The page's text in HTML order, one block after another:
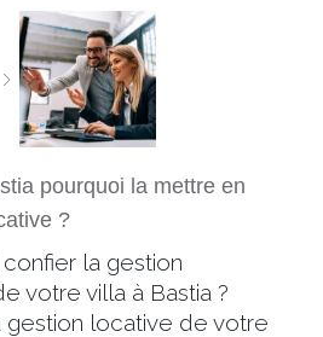
pourquoi la mettre en
?
la gestion
votre villa à Bastia ?
gestion locative de votre